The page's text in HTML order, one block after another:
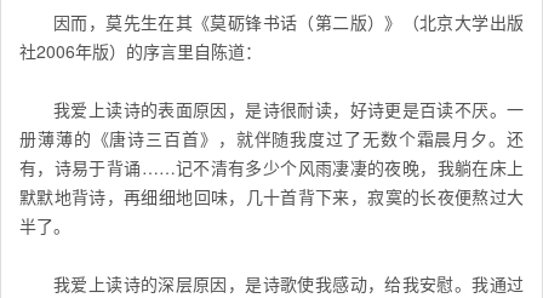
因而，莫先生在其《莫砺锋书话（第二版）》（北京大学出版
社2006年版）的序言里自陈道：
我爱上读诗的表面原因，是诗很耐读，好诗更是百读不厌。一
册薄薄的《唐诗三百首》，就伴随我度过了无数个霜晨月夕。还
有，诗易于背诵……记不清有多少个风雨凄凄的夜晚，我躺在床上
默默地背诗，再细细地回味，几十首背下来，寂寞的长夜便熬过大
半了。
我爱上读诗的深层原因，是诗歌使我感动，给我安慰。我通过